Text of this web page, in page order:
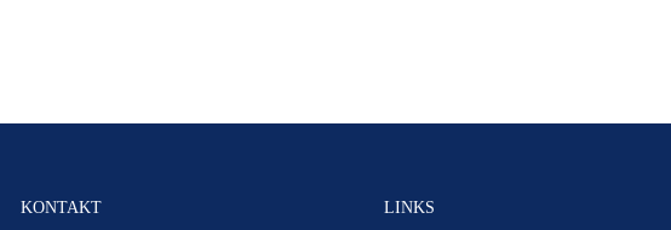
KONTAKT LINKS